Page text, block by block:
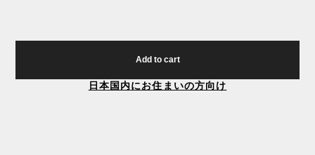
Add to cart
日本国内にお住まいの方向け